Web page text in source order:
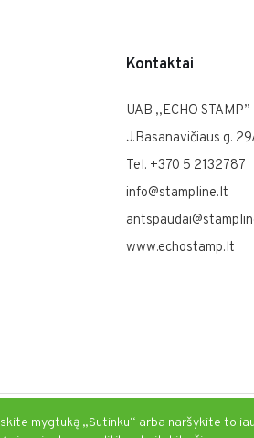
Kontaktai
UAB ,,ECHO STAMP”
J.Basanavičiaus g.
Tel. +370 5 2132787
info@stampline.lt
www.echostamp.lt
mygtuką „Sutinku“ arba naršykite